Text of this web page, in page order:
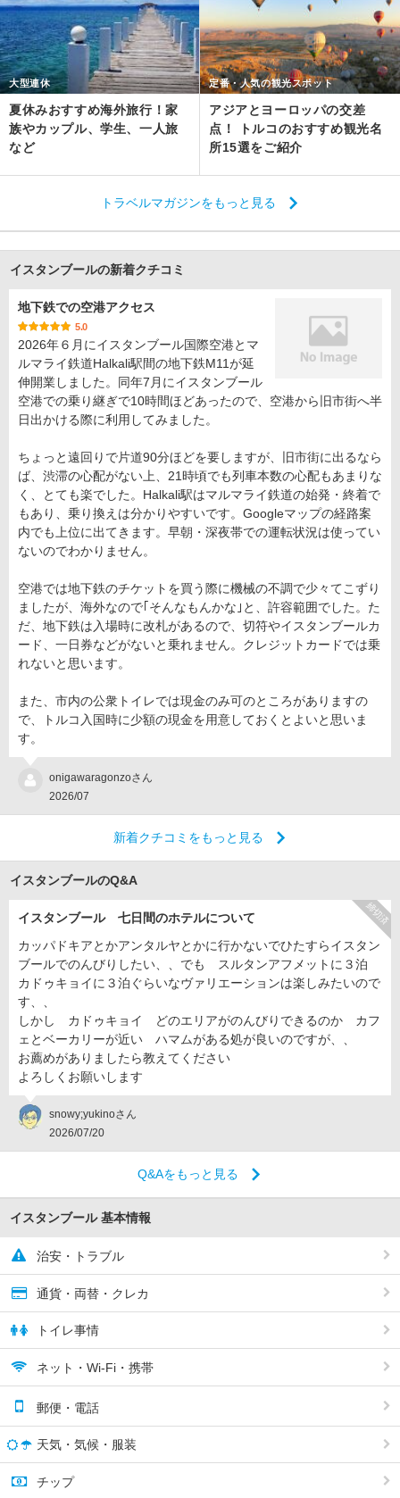
大型連休
夏休みおすすめ海外旅行！家
族やカップル、学生、一人旅
など
定番・人気の観光スポット
アジアとヨーロッパの交差
点！ トルコのおすすめ観光名
所15選をご紹介
トラベルマガジンをもっと見る
イスタンブールの新着クチコミ
地下鉄での空港アクセス
5.0
2026年６月にイスタンブール国際空港とマ
ルマライ鉄道Halkali駅間の地下鉄M11が延
伸開業しました。同年7月にイスタンブール
空港での乗り継ぎで10時間ほどあったので、空港から旧市街へ半
日出かける際に利用してみました。
ちょっと遠回りで片道90分ほどを要しますが、旧市街に出るなら
ば、渋滞の心配がない上、21時頃でも列車本数の心配もあまりな
く、とても楽でした。Halkali駅はマルマライ鉄道の始発・終着で
もあり、乗り換えは分かりやすいです。Googleマップの経路案
内でも上位に出てきます。早朝・深夜帯での運転状況は使ってい
ないのでわかりません。
空港では地下鉄のチケットを買う際に機械の不調で少々てこずり
ましたが、海外なので｢そんなもんかな｣と、許容範囲でした。た
だ、地下鉄は入場時に改札があるので、切符やイスタンブールカ
ード、一日券などがないと乗れません。クレジットカードでは乗
れないと思います。
また、市内の公衆トイレでは現金のみ可のところがありますの
で、トルコ入国時に少額の現金を用意しておくとよいと思いま
す。
onigawaragonzoさん
2026/07
新着クチコミをもっと見る
イスタンブールのQ&A
締切済
イスタンブール 七日間のホテルについて
カッパドキアとかアンタルヤとかに行かないでひたすらイスタン
ブールでのんびりしたい、、でも スルタンアフメットに３泊
カドゥキョイに３泊ぐらいなヴァリエーションは楽しみたいので
す、、
しかし カドゥキョイ どのエリアがのんびりできるのか カフ
ェとベーカリーが近い ハマムがある処が良いのですが、、
お薦めがありましたら教えてください
よろしくお願いします
snowy;yukinoさん
2026/07/20
Q&Aをもっと見る
イスタンブール 基本情報
治安・トラブル
通貨・両替・クレカ
トイレ事情
ネット・Wi-Fi・携帯
郵便・電話
天気・気候・服装
チップ